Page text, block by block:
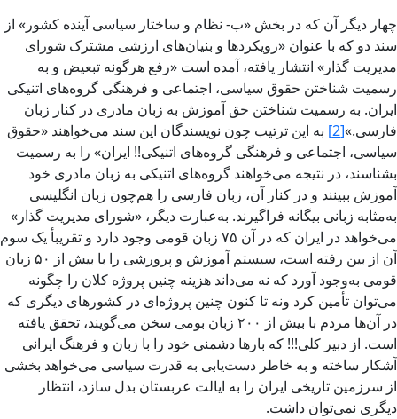
چهار دیگر آن که در بخش «ب- نظام و ساختار سیاسی آینده کشور» از
سند دو که با عنوان «رویکردها و بنیان‌های ارزشی مشترک شورای
مدیریت گذار» انتشار یافته، آمده است «رفع هرگونه تبعیض و به
رسمیت شناختن حقوق سیاسی، اجتماعی و فرهنگی گروه‌های اتنیکی
ایران. به رسمیت شناختن حق آموزش به زبان مادری در کنار زبان
فارسی.»[2]
به این ترتیب چون نویسندگان این سند می‌خواهند «حقوق
سیاسی، اجتماعی و فرهنگی گروه‌های اتنیکی!! ایران» را به رسمیت
بشناسند، در نتیجه می‌خواهند گروه‌های اتنیکی به زبان مادری خود
آموزش ببینند و در کنار آن، زبان فارسی را هم‌چون زبان انگلیسی
به‌مثابه زبانی بیگانه فراگیرند. به‌عبارت دیگر، «شورای مدیریت گذار»
می‌خواهد در ایران که در آن ۷۵ زبان قومی وجود دارد و تقریبأ یک سوم
آن از بین رفته‌ است، سیستم آموزش و پرورشی را با بیش از ۵۰ زبان
قومی به‌وجود آورد که نه می‌داند هزینه چنین پروژه‌ کلان را چگونه
می‌توان تأمین کرد ونه تا کنون چنین پروژه‌ای در کشورهای دیگری که
در آن‌ها مردم با بیش از ۲۰۰ زبان بومی سخن می‌گویند، تحقق یافته
است. از دبیر کلی!!! که بارها دشمنی خود را با زبان و فرهنگ ایرانی
آشکار ساخته و به خاطر دست‌یابی به قدرت سیاسی می‌خواهد بخشی
از سرزمین تاریخی ایران را به ایالت عربستان بدل سازد، انتظار
دیگری نمی‌توان داشت.